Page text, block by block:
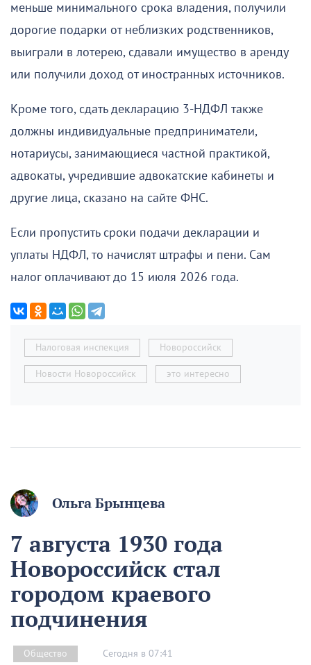
меньше минимального срока владения, получили
дорогие подарки от неблизких родственников,
выиграли в лотерею, сдавали имущество в аренду
или получили доход от иностранных источников.
Кроме того, сдать декларацию 3-НДФЛ также
должны индивидуальные предприниматели,
нотариусы, занимающиеся частной практикой,
адвокаты, учредившие адвокатские кабинеты и
другие лица, сказано на сайте ФНС.
Если пропустить сроки подачи декларации и
уплаты НДФЛ, то начислят штрафы и пени. Сам
налог оплачивают до 15 июля 2026 года.
Налоговая инспекция Новороссийск
Новости Новороссийск это интересно
Ольга Брынцева
7 августа 1930 года
Новороссийск стал
городом краевого
подчинения
Общество Сегодня в 07:41